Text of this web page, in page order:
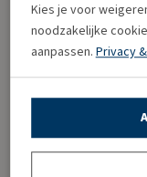
Meer
Lening
redt aftrek niet
Een bv drijft een
klussenbedrijf. De
Kies je voor
noodzakelijke
aanpassen.Privacy